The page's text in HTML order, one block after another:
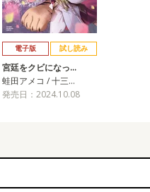
電子版 試し読み
宮廷をクビになっ…
蛙田アメコ / 十三…
発売日：2024.10.08